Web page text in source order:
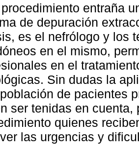
entraña
de depuración
es el nefrólogo y los
en el mismo,
en el
Sin dudas la
de pacientes
ser tenidas en
quienes
las urgencias y